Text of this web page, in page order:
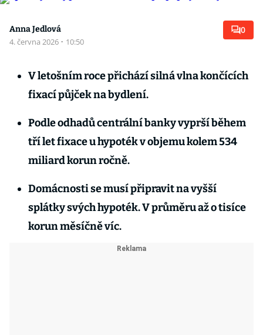
Anna Jedlová
4. června 2026 · 10:50
0
V letošním roce přichází silná vlna končících
fixací půjček na bydlení.
Podle odhadů centrální banky vyprší během
tří let fixace u hypoték v objemu kolem 534
miliard korun ročně.
Domácnosti se musí připravit na vyšší
splátky svých hypoték. V průměru až o tisíce
korun měsíčně víc.